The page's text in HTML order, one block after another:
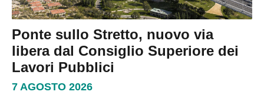
Ponte sullo Stretto, nuovo via
libera dal Consiglio Superiore dei
Lavori Pubblici
7 AGOSTO 2026